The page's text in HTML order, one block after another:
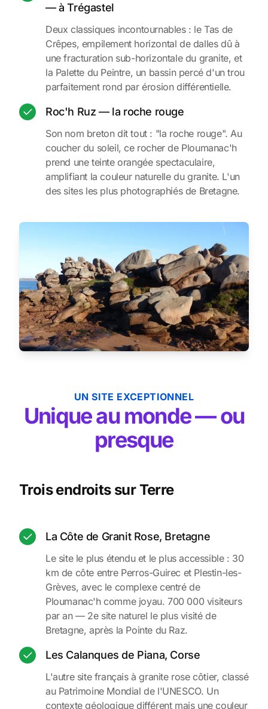
— à Trégastel
Deux classiques incontournables : le Tas de
Crêpes, empilement horizontal de dalles dû à
une fracturation sub-horizontale du granite, et
la Palette du Peintre, un bassin percé d'un trou
parfaitement rond par érosion différentielle.
Roc'h Ruz — la roche rouge
Son nom breton dit tout : "la roche rouge". Au
coucher du soleil, ce rocher de Ploumanac'h
prend une teinte orangée spectaculaire,
amplifiant la couleur naturelle du granite. L'un
des sites les plus photographiés de Bretagne.
UN SITE EXCEPTIONNEL
Unique au monde — ou
presque
Trois endroits sur Terre
La Côte de Granit Rose, Bretagne
Le site le plus étendu et le plus accessible : 30
km de côte entre Perros-Guirec et Plestin-les-
Grèves, avec le complexe centré de
Ploumanac'h comme joyau. 700 000 visiteurs
par an — 2e site naturel le plus visité de
Bretagne, après la Pointe du Raz.
Les Calanques de Piana, Corse
L'autre site français à granite rose côtier, classé
au Patrimoine Mondial de l'UNESCO. Un
contexte géologique différent mais une couleur